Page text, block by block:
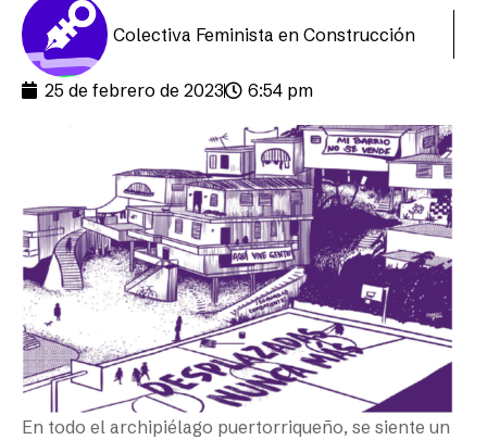
Colectiva Feminista en Construcción
25 de febrero de 2023 6:54 pm
En todo el archipiélago puertorriqueño, se siente un